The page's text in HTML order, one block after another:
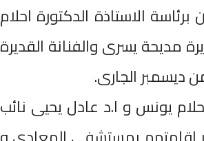
الاستاذة الدكتورة احلام
مديحة يسرى والفنانة القديرة
يونس و ا.د عادل يحيى نائب